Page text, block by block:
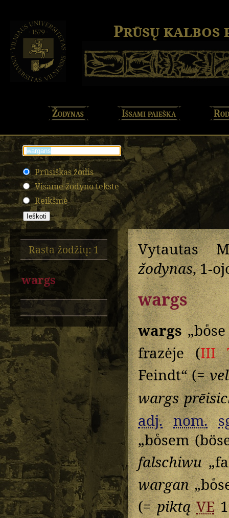
Prūsų kalbos
Žodynas Išsami paieška
Prūsiškas žodis
Visame žodyno tekste
Reikšmė
Rasta žodžių: 1
wargs
Vytautas
žodynas, 1-
wargs
wargs
frazėje (III
Feindt“ (=
wargs
adj. nom.
„boͤsem
falschiwu
wargan
(=piktą VE